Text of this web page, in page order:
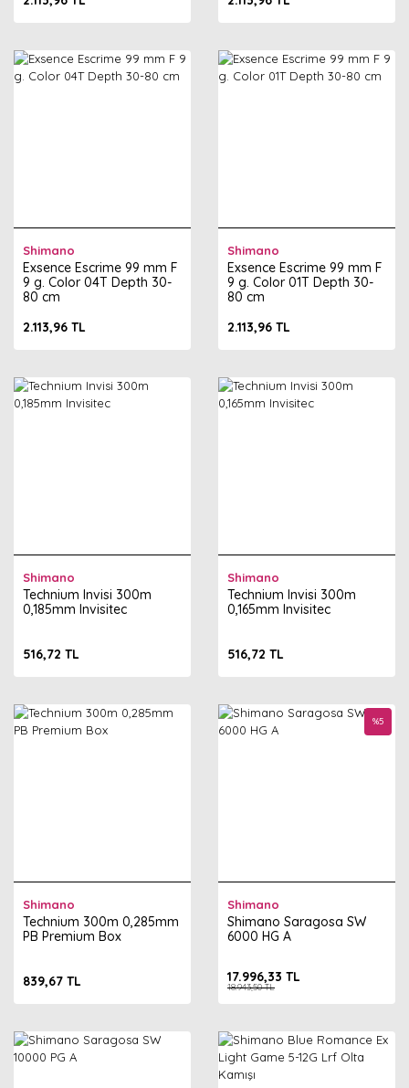
Shimano
Exsence Escrime 99 mm F
9 g. Color 04T Depth 30-
80 cm
2.113,96 TL
Shimano
Exsence Escrime 99 mm F
9 g. Color 01T Depth 30-
80 cm
2.113,96 TL
Shimano
Technium Invisi 300m
0,185mm Invisitec
516,72 TL
Shimano
Technium Invisi 300m
0,165mm Invisitec
516,72 TL
Shimano
Technium 300m 0,285mm
PB Premium Box
839,67 TL
Shimano
Shimano Saragosa SW
6000 HG A
%5
17.996,33 TL
18.943,50 TL